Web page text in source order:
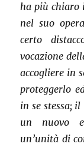
ha più chiaro
nel suo
certo
vocazione
accogliere in
proteggerlo
in se stessa;
un nuovo
un’unità di